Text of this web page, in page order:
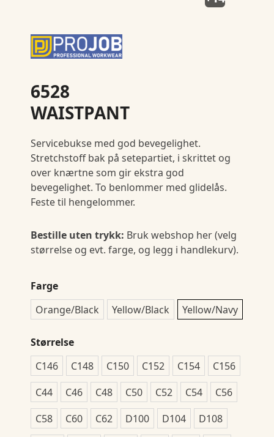
6528
WAISTPANT
Servicebukse med god bevegelighet.
Stretchstoff bak på setepartiet, i skrittet og
over knærtne som gir ekstra god
bevegelighet. To benlommer med glidelås.
Feste til hengelommer.
Bestille uten trykk: Bruk webshop her (velg
størrelse og evt. farge, og legg i handlekurv).
Farge
Orange/Black
Yellow/Black Yellow/Navy
Størrelse
C146
C148 C150 C152 C154
C156
C44
C46 C48 C50 C52 C54
C56
C58
C60 C62 D100 D104
D108